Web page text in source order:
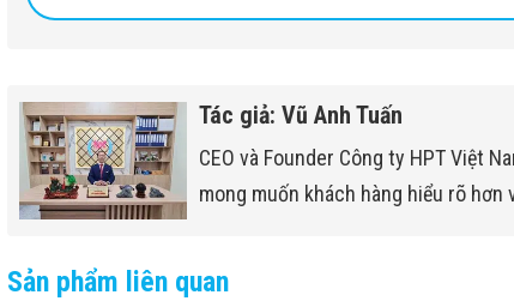
Tác giả: Vũ Anh Tuấn
CEO và Founder Công ty HPT Việt
mong muốn khách hàng hiểu rõ
Sản phẩm liên quan